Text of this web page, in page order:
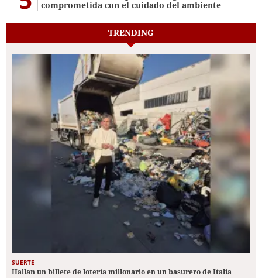
comprometida con el cuidado del ambiente
TRENDING
SUERTE
Hallan un billete de lotería millonario en un basurero de Italia